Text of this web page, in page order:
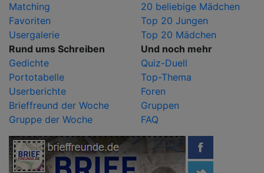
Matching
Favoriten
Usergalerie
20 beliebige Mädchen
Top 20 Jungen
Top 20 Mädchen
Rund ums Schreiben
Gedichte
Portotabelle
Userberichte
Brieffreund der Woche
Gruppe der Woche
Und noch mehr
Quiz-Duell
Top-Thema
Foren
Gruppen
FAQ